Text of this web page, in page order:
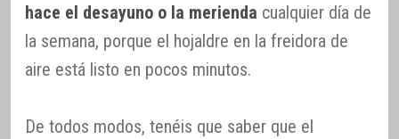
hace el desayuno o la merienda cualquier día de
la semana, porque el hojaldre en la freidora de
aire está listo en pocos minutos.
De todos modos, tenéis que saber que el